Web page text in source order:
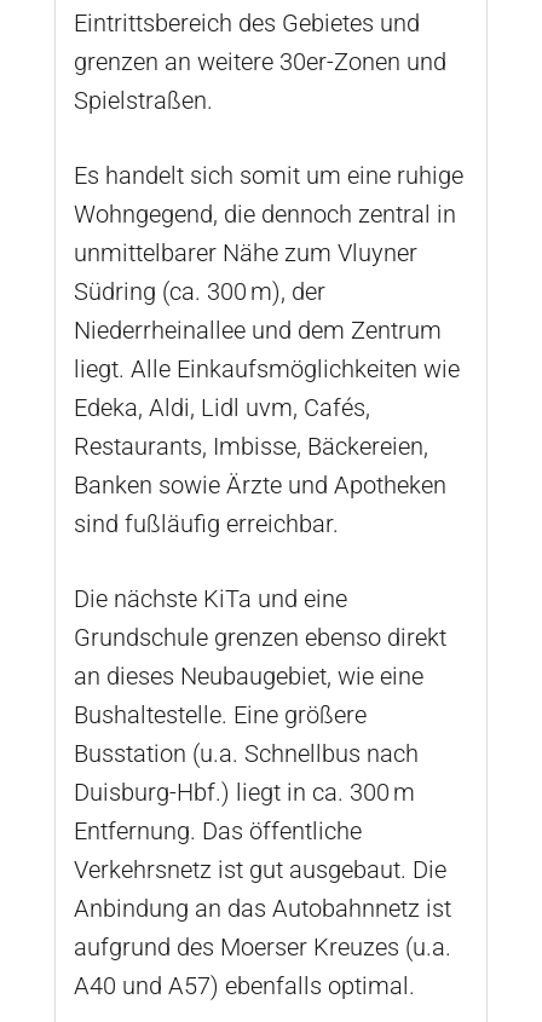
Eintrittsbereich des Gebietes und
grenzen an weitere 30er-Zonen und
Spielstraßen.
Es handelt sich somit um eine ruhige
Wohngegend, die dennoch zentral in
unmittelbarer Nähe zum Vluyner
Südring (ca. 300 m), der
Niederrheinallee und dem Zentrum
liegt. Alle Einkaufsmöglichkeiten wie
Edeka, Aldi, Lidl uvm, Cafés,
Restaurants, Imbisse, Bäckereien,
Banken sowie Ärzte und Apotheken
sind fußläufig erreichbar.
Die nächste KiTa und eine
Grundschule grenzen ebenso direkt
an dieses Neubaugebiet, wie eine
Bushaltestelle. Eine größere
Busstation (u.a. Schnellbus nach
Duisburg-Hbf.) liegt in ca. 300 m
Entfernung. Das öffentliche
Verkehrsnetz ist gut ausgebaut. Die
Anbindung an das Autobahnnetz ist
aufgrund des Moerser Kreuzes (u.a.
A40 und A57) ebenfalls optimal.